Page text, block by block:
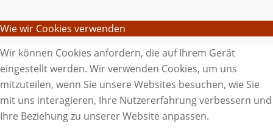
Wie wir Cookies verwenden
Wir können Cookies anfordern, die auf Ihrem Gerät
eingestellt werden. Wir verwenden Cookies, um uns
mitzuteilen, wenn Sie unsere Websites besuchen, wie Sie
mit uns interagieren, Ihre Nutzererfahrung verbessern und
Ihre Beziehung zu unserer Website anpassen.